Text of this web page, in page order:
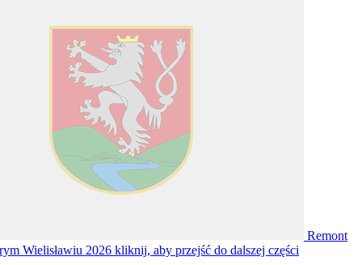
Remont
Wielisławiu 2026 kliknij, aby przejść do dalszej części